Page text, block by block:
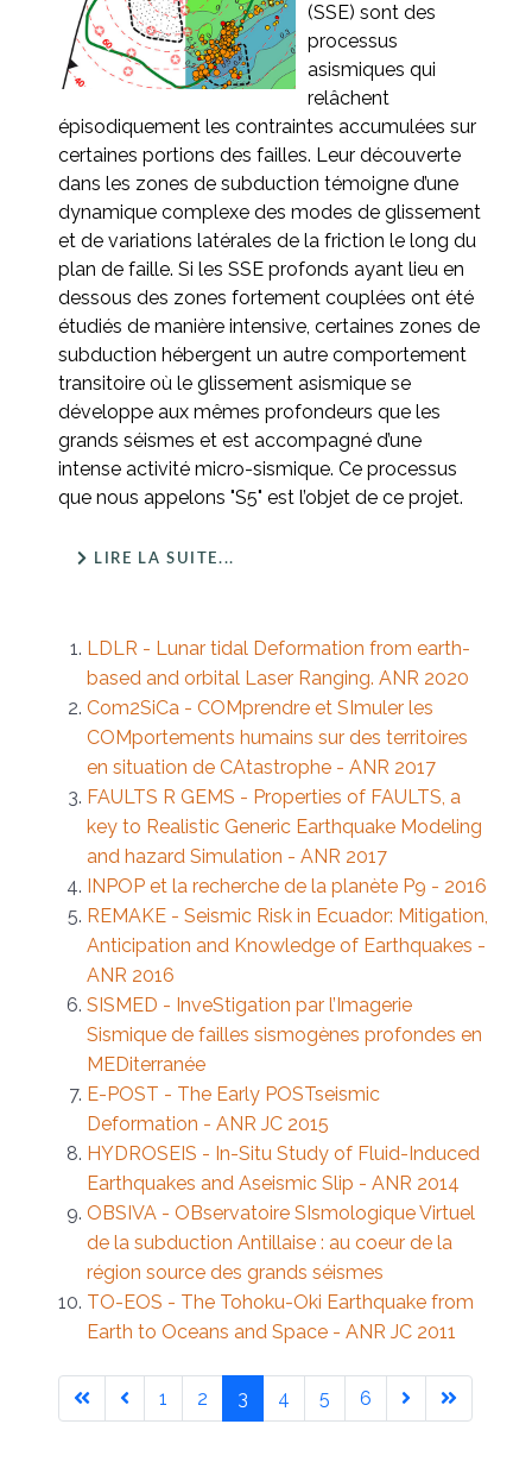
(SSE) sont des
processus
asismiques qui
relâchent
épisodiquement les contraintes accumulées sur
certaines portions des failles. Leur découverte
dans les zones de subduction témoigne d’une
dynamique complexe des modes de glissement
et de variations latérales de la friction le long du
plan de faille. Si les SSE profonds ayant lieu en
dessous des zones fortement couplées ont été
étudiés de manière intensive, certaines zones de
subduction hébergent un autre comportement
transitoire où le glissement asismique se
développe aux mêmes profondeurs que les
grands séismes et est accompagné d’une
intense activité micro-sismique. Ce processus
que nous appelons "S5" est l’objet de ce projet.
LIRE LA SUITE...
LDLR - Lunar tidal Deformation from earth-
based and orbital Laser Ranging. ANR 2020
Com2SiCa - COMprendre et SImuler les
COMportements humains sur des territoires
en situation de CAtastrophe - ANR 2017
FAULTS R GEMS - Properties of FAULTS, a
key to Realistic Generic Earthquake Modeling
and hazard Simulation - ANR 2017
INPOP et la recherche de la planète P9 - 2016
REMAKE - Seismic Risk in Ecuador: Mitigation,
Anticipation and Knowledge of Earthquakes -
ANR 2016
SISMED - InveStigation par l’Imagerie
Sismique de failles sismogènes profondes en
MEDiterranée
E-POST - The Early POSTseismic
Deformation - ANR JC 2015
HYDROSEIS - In-Situ Study of Fluid-Induced
Earthquakes and Aseismic Slip - ANR 2014
OBSIVA - OBservatoire SIsmologique Virtuel
de la subduction Antillaise : au coeur de la
région source des grands séismes
TO-EOS - The Tohoku-Oki Earthquake from
Earth to Oceans and Space - ANR JC 2011
1 2 3 4 5 6